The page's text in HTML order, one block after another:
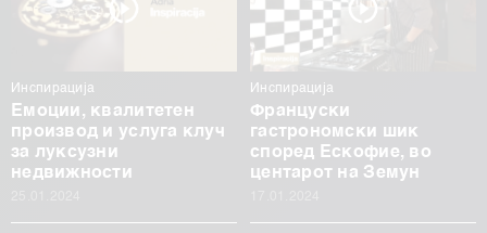
Инспирација
Емоции, квалитетен
производ и услуга клуч
за луксузни
недвижности
Инспирација
Француски
гастрономски шик
според Ескофие, во
центарот на Земун